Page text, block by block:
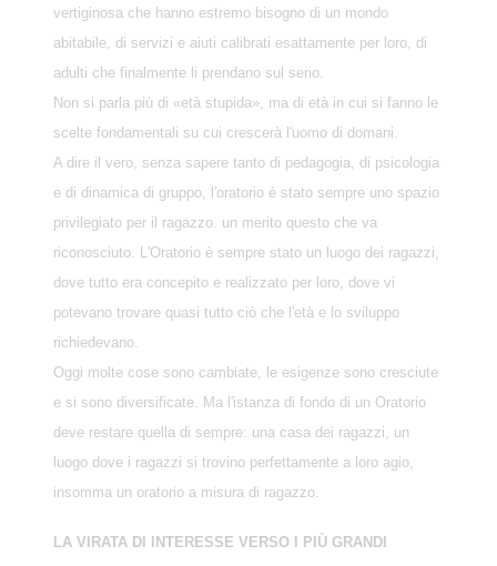
vertiginosa che hanno estremo bisogno di un mondo
abitabile, di servizi e aiuti calibrati esattamente per loro, di
adulti che finalmente li prendano sul serio.
Non si parla più di «età stupida», ma di età in cui si fanno le
scelte fondamentali su cui crescerà l'uomo di domani.
A dire il vero, senza sapere tanto di pedagogia, di psicologia
e di dinamica di gruppo, l'oratorio è stato sempre uno spazio
privilegiato per il ragazzo. un merito questo che va
riconosciuto. L'Oratorio è sempre stato un luogo dei ragazzi,
dove tutto era concepito e realizzato per loro, dove vi
potevano trovare quasi tutto ciò che l'età e lo sviluppo
richiedevano.
Oggi molte cose sono cambiate, le esigenze sono cresciute
e si sono diversificate. Ma l'istanza di fondo di un Oratorio
deve restare quella di sempre: una casa dei ragazzi, un
luogo dove i ragazzi si trovino perfettamente a loro agio,
insomma un oratorio a misura di ragazzo.
LA VIRATA DI INTERESSE VERSO I PIÙ GRANDI